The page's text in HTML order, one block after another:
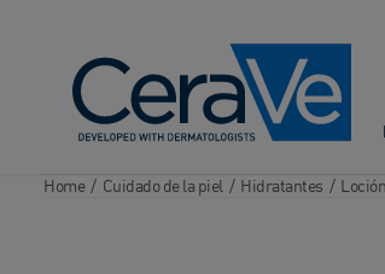
Home / Cuidado de la piel / Hidratantes /